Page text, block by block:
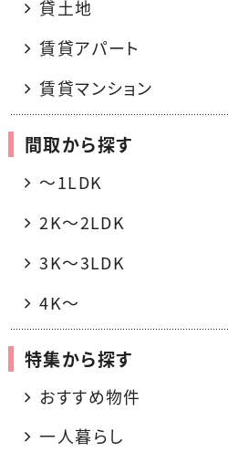
貸土地
賃貸アパート
賃貸マンション
間取から探す
〜1LDK
2K〜2LDK
3K〜3LDK
4K〜
特集から探す
おすすめ物件
一人暮らし